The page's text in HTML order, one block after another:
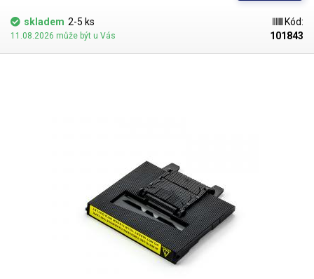
skladem 2-5 ks
11.08.2026 může být u Vás
Kód:
101843